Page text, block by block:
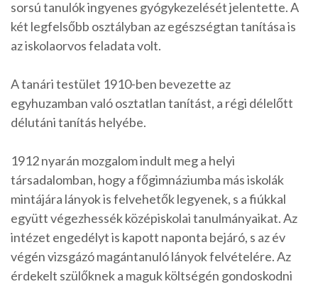
sorsú tanulók ingyenes gyógykezelését jelentette. A
két legfelsőbb osztályban az egészségtan tanítása is
az iskolaorvos feladata volt.
A tanári testület 1910-ben bevezette az
egyhuzamban való osztatlan tanítást, a régi délelőtt
délutáni tanítás helyébe.
1912 nyarán mozgalom indult meg a helyi
társadalomban, hogy a főgimnáziumba más iskolák
mintájára lányok is felvehetők legyenek, s a fiúkkal
együtt végezhessék középiskolai tanulmányaikat. Az
intézet engedélyt is kapott naponta bejáró, s az év
végén vizsgázó magántanuló lányok felvételére. Az
érdekelt szülőknek a maguk költségén gondoskodni